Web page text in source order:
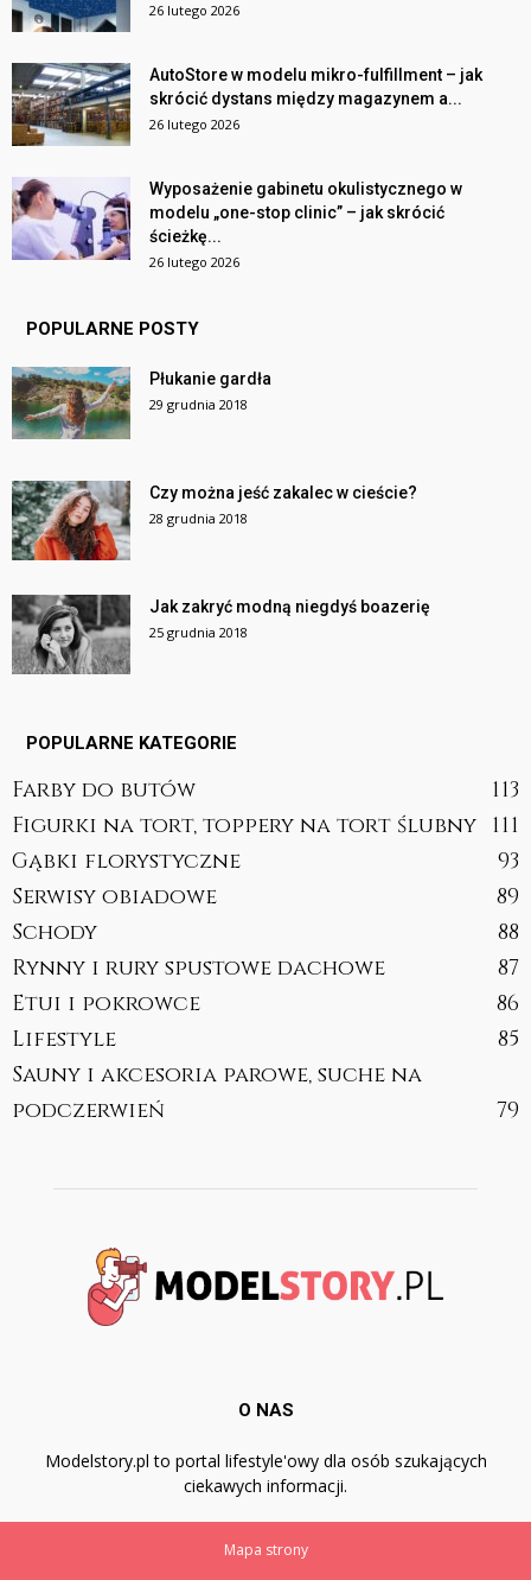
26 lutego 2026
AutoStore w modelu mikro-fulfillment – jak
skrócić dystans między magazynem a...
26 lutego 2026
Wyposażenie gabinetu okulistycznego w
modelu „one-stop clinic” – jak skrócić
ścieżkę...
26 lutego 2026
POPULARNE POSTY
Płukanie gardła
29 grudnia 2018
Czy można jeść zakalec w cieście?
28 grudnia 2018
Jak zakryć modną niegdyś boazerię
25 grudnia 2018
POPULARNE KATEGORIE
Farby do butów
113
Figurki na tort, toppery na tort ślubny 111
Gąbki florystyczne
93
Serwisy obiadowe
89
Schody
88
Rynny i rury spustowe dachowe
87
Etui i pokrowce
86
Lifestyle
85
Sauny i akcesoria parowe, suche na
podczerwień
79
O NAS
Modelstory.pl to portal lifestyle'owy dla osób szukających
ciekawych informacji.
Mapa strony